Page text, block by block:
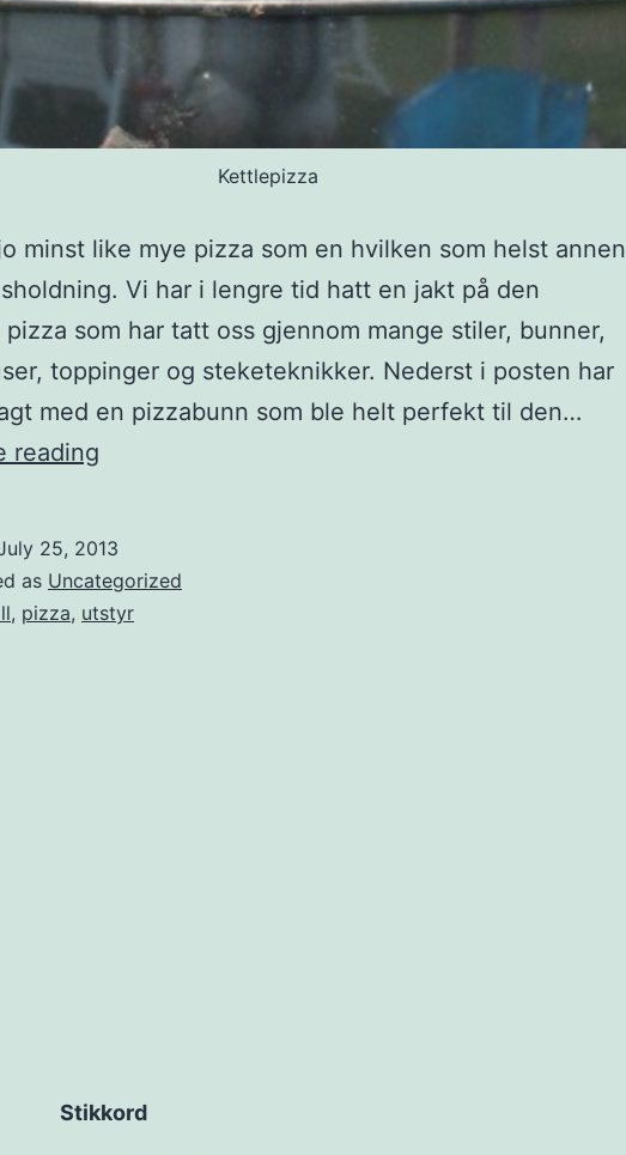
Kettlepizza
minst like mye pizza som en hvilken som helst annen
Vi har i lengre tid hatt en jakt på den
som har tatt oss gjennom mange stiler, bunner,
toppinger og steketeknikker. Nederst i posten har
med en pizzabunn som ble helt perfekt til den…
reading
om
grillen
25, 2013
as Uncategorized
, pizza, utstyr
Stikkord